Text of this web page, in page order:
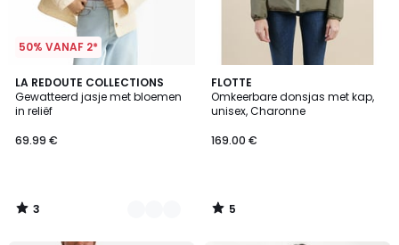
50% VANAF 2*
LA REDOUTE COLLECTIONS
Gewatteerd jasje met bloemen
in reliëf
69.99 €
3
/
5
2
Kleuren
3
/
FLOTTE
Omkeerbare donsjas met kap,
unisex, Charonne
169.00 €
5
/
5
5
/